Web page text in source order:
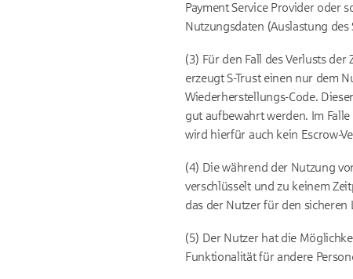
Payment Service Provider oder
Nutzungsdaten (Auslastung
(3) Für den Fall des Verlusts
erzeugt S-Trust einen nur dem
Wiederherstellungs-Code.
gut aufbewahrt werden. Im
wird hierfür auch kein Escrow-
(4) Die während der Nutzung
verschlüsselt und zu keinem
das der Nutzer für den sicheren
(5) Der Nutzer hat die
Funktionalität für andere